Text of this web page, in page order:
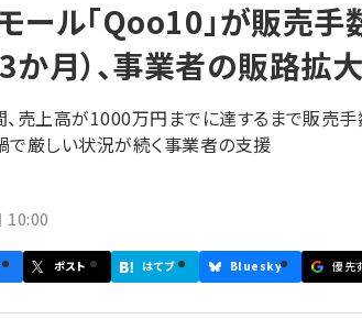
ール「Qoo10」が販売
か月）、事業者の販路拡
売上高が1000万円までに達するまで販売
で厳しい状況が続く事業者の支援
10:00
ポスト はてブ Bluesky 優先
参加登録はこち